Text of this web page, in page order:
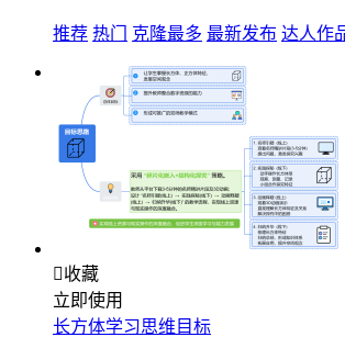
推荐 热门 克隆最多 最新发布 达人作
收藏
立即使用
长方体学习思维目标